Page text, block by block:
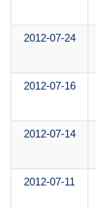
2012-07-24
2012-07-16
2012-07-14
2012-07-11